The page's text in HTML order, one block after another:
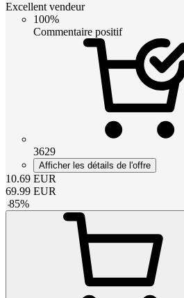
Excellent vendeur
100%
Commentaire positif
3629
Afficher les détails de l'offre
10.69 EUR
69.99 EUR
-85%